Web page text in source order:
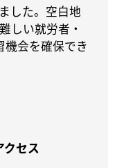
した。空白地
しい就労者・
機会を確保でき
セス